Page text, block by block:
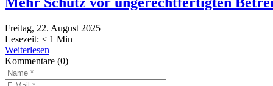
Freitag, 22. August 2025
Lesezeit: < 1 Min
Weiterlesen
Kommentare (0)